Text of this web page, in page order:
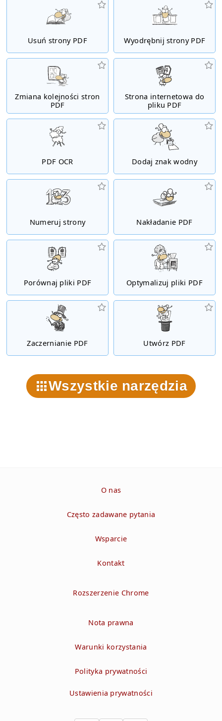
Usuń strony PDF Wyodrębnij strony PDF
Zmiana kolejności stron
PDF
Strona internetowa do
pliku PDF
PDF OCR Dodaj znak wodny
Numeruj strony Nakładanie PDF
Porównaj pliki PDF Optymalizuj pliki PDF
Zaczernianie PDF Utwórz PDF
Wszystkie narzędzia
O nas
Często zadawane pytania
Wsparcie
Kontakt
Rozszerzenie Chrome
Nota prawna
Warunki korzystania
Polityka prywatności
Ustawienia prywatności